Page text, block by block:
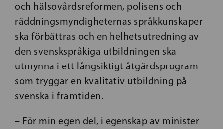
och hälsovårdsreformen, polisens och
räddningsmyndigheternas språkkunskaper
ska förbättras och en helhetsutredning av
den svenskspråkiga utbildningen ska
utmynna i ett långsiktigt åtgärdsprogram
som tryggar en kvalitativ utbildning på
svenska i framtiden.
– För min egen del, i egenskap av minister